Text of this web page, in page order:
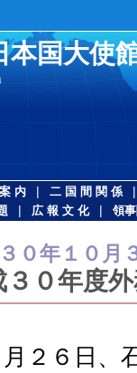
本国大使
内 | 二 国 間 関 係
| 広 報 文 化 | 領
０年１０月
３０年度
月２６日、